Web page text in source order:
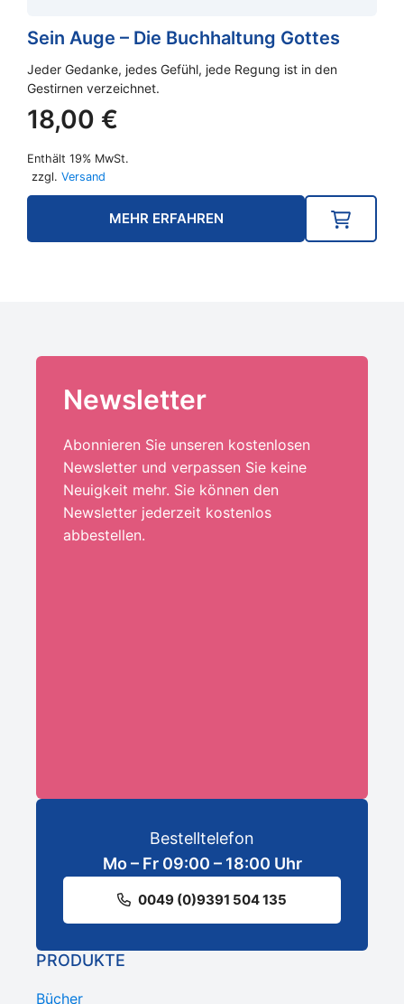
Sein Auge – Die Buchhaltung Gottes
Jeder Gedanke, jedes Gefühl, jede Regung ist in den
Gestirnen verzeichnet.
18,00 €
Enthält 19% MwSt.
zzgl. Versand
MEHR ERFAHREN
Newsletter
Abonnieren Sie unseren kostenlosen
Newsletter und verpassen Sie keine
Neuigkeit mehr. Sie können den
Newsletter jederzeit kostenlos
abbestellen.
Bestelltelefon
Mo – Fr 09:00 – 18:00 Uhr
0049 (0)9391 504 135
PRODUKTE
Bücher